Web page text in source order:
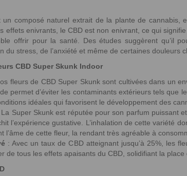
un composé naturel extrait de la plante de cannabis,
effets enivrants, le CBD est non enivrant, ce qui
offrir pour la santé. Des études suggèrent qu’il
du stress, de l’anxiété et même de certaines douleurs
CBD Super Skunk Indoor
fleurs de CBD Super Skunk sont cultivées dans un
permet d’éviter les contaminants extérieurs tels
idéales qui favorisent le développement des
La Super Skunk est réputée pour son parfum puissant
l’expérience gustative. L’inhalation de cette variété
l’âme de cette fleur, la rendant très agréable à
: Avec un taux de CBD atteignant jusqu’à 25%, les
de tous les effets apaisants du CBD, solidifiant la